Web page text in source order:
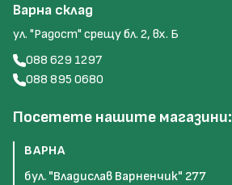
Варна склад
ул. "Радост" срещу бл. 2, вх. Б
088 629 1297
088 895 0680
Посетете нашите магазини:
ВАРНА
бул. "Владислав Варненчик" 277